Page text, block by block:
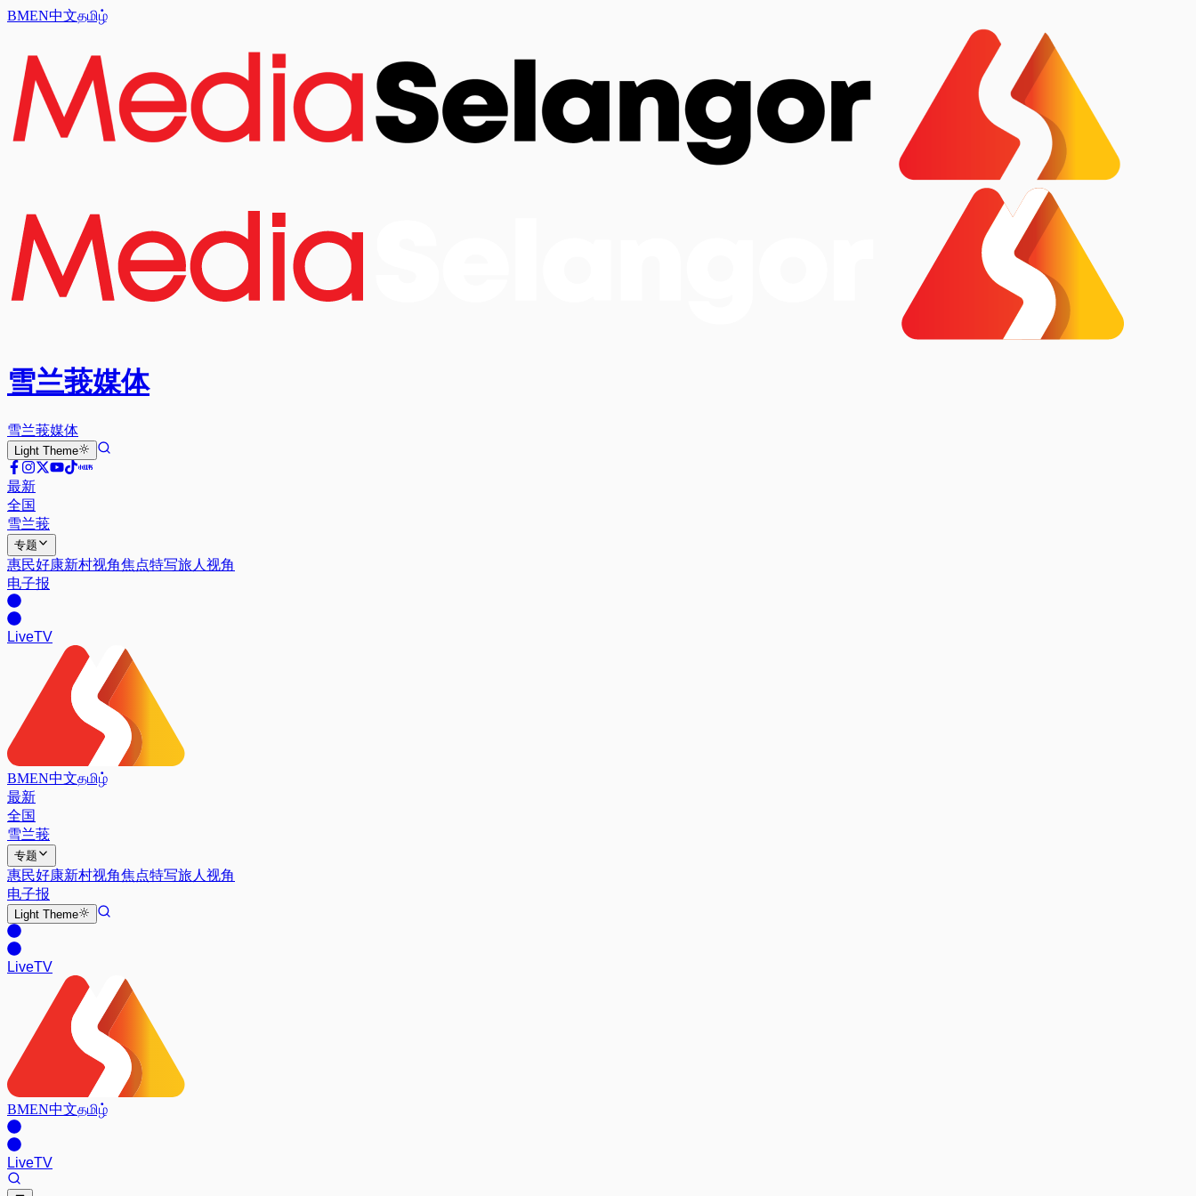
BMEN中文தமிழ்
雪兰莪媒体
雪兰莪媒体
Light Theme
最新
全国
雪兰莪
专题
惠民好康新村视角焦点特写旅人视角
电子报
LiveTV
BMEN中文தமிழ்
最新
全国
雪兰莪
专题
惠民好康新村视角焦点特写旅人视角
电子报
Light Theme
LiveTV
BMEN中文தமிழ்
LiveTV